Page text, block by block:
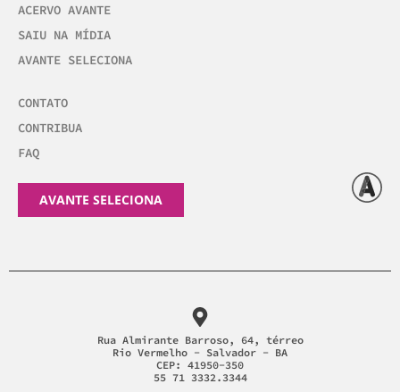
ACERVO AVANTE
SAIU NA MÍDIA
AVANTE SELECIONA
CONTATO
CONTRIBUA
FAQ
AVANTE SELECIONA
Rua Almirante Barroso, 64, térreo
Rio Vermelho - Salvador - BA
CEP: 41950-350
55 71 3332.3344